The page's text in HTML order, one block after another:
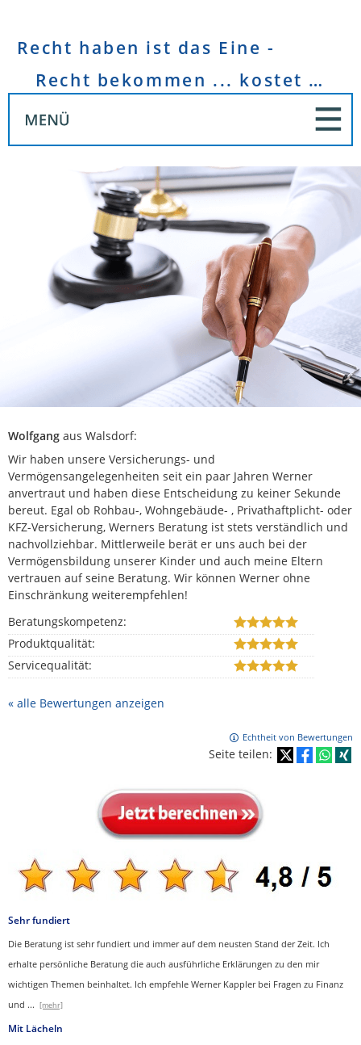
Recht haben ist das Eine -
Recht bekommen ... kostet Geld!
Wolfgang aus Walsdorf:
Wir haben unsere Versicherungs- und
Vermögensangelegenheiten seit ein paar Jahren Werner
anvertraut und haben diese Entscheidung zu keiner Sekunde
bereut. Egal ob Rohbau-, Wohngebäude- , Privathaftplicht- oder
KFZ-Versicherung, Werners Beratung ist stets verständlich und
nachvollziehbar. Mittlerweile berät er uns auch bei der
Vermögensbildung unserer Kinder und auch meine Eltern
vertrauen auf seine Beratung. Wir können Werner ohne
Einschränkung weiterempfehlen!
Beratungskompetenz:
Produktqualität:
Servicequalität:
« alle Bewertungen anzeigen
Echtheit von Bewertungen
Seite teilen:
Sehr fundiert
Die Beratung ist sehr fundiert und immer auf dem neusten Stand der Zeit. Ich
erhalte persönliche Beratung die auch ausführliche Erklärungen zu den mir
wichtigen Themen beinhaltet. Ich empfehle Werner Kappler bei Fragen zu Finanz
und ... [mehr]
Mit Lächeln